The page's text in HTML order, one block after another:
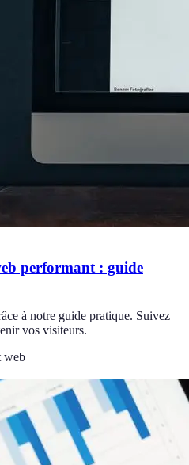
performant : guide
à notre guide pratique. Suivez
vos visiteurs.
web